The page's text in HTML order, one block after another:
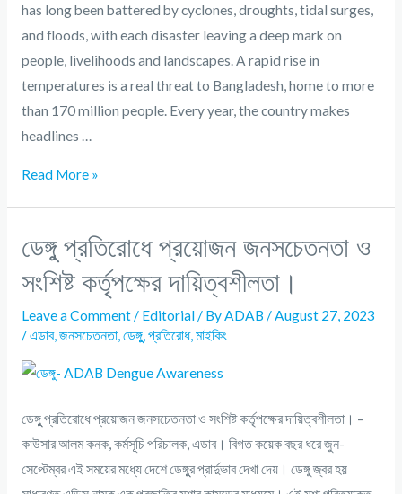
has long been battered by cyclones, droughts, tidal surges,
and floods, with each disaster leaving a deep mark on
people, livelihoods and landscapes. A rapid rise in
temperatures is a real threat to Bangladesh, home to more
than 170 million people. Every year, the country makes
headlines …
Read More »
ডেঙ্গুু প্রতিরোধে প্রয়োজন জনসচেতনতা ও
সংশিষ্ট কর্তৃপক্ষের দায়িত্বশীলতা।
Leave a Comment/ Editorial/ ByADAB /August 27, 2023
/এডাব,জনসচেতনতা,ডেঙ্গুু,প্রতিরোধ,মাইকিং
ডেঙ্গুু প্রতিরোধে প্রয়োজন জনসচেতনতা ও সংশিষ্ট কর্তৃপক্ষের দায়িত্বশীলতা। –
কাউসার আলম কনক, কর্মসূচি পরিচালক, এডাব। বিগত কয়েক বছর ধরে জুন-
সেপ্টেম্বর এই সময়ের মধ্যে দেশে ডেঙ্গুুর প্রার্দুভাব দেখা দেয়। ডেঙ্গু জ্বর হয়